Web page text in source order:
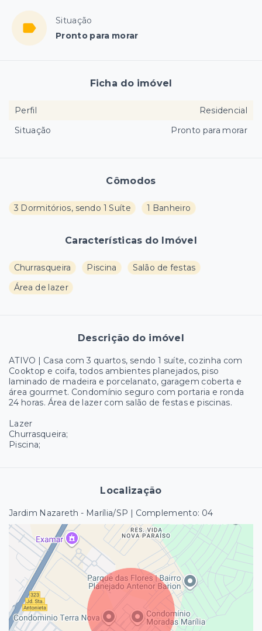
Situação
Pronto para morar
Cômodos
3 Dormitórios, sendo 1 Suíte 1 Banheiro
Características do Imóvel
Churrasqueira Piscina
Salão de festas
Área de lazer
Descrição do imóvel
ATIVO | Casa com 3 quartos, sendo 1 suíte, cozinha com
Cooktop e coifa, todos ambientes planejados, piso
laminado de madeira e porcelanato, garagem coberta e
área gourmet. Condomínio seguro com portaria e ronda
24 horas. Área de lazer com salão de festas e piscinas.
Lazer
Churrasqueira;
Piscina;
Localização
Jardim Nazareth - Marília/SP | Complemento: 04
Ficha do imóvel
Perfil
Residencial
Situação
Pronto para morar